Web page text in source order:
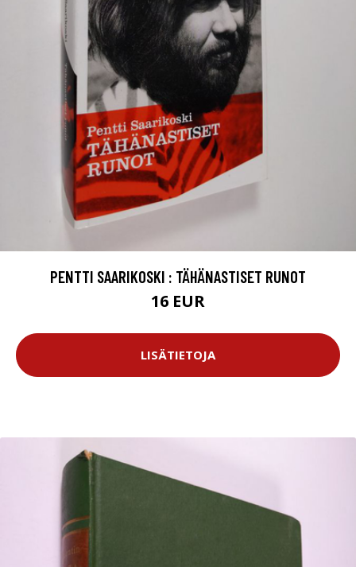
PENTTI SAARIKOSKI : TÄHÄNASTISET RUNOT
16 EUR
LISÄTIETOJA